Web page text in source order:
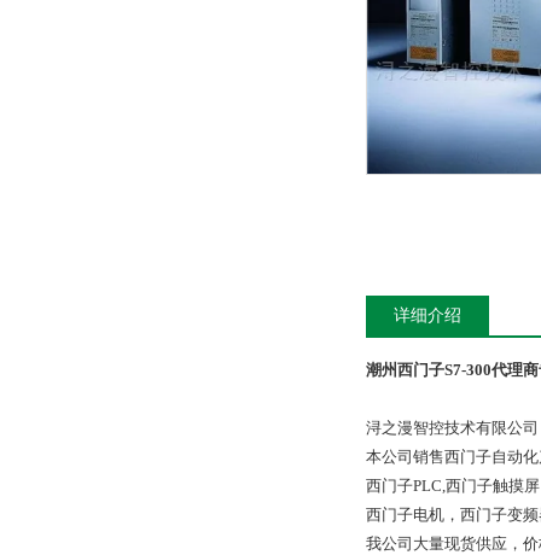
详细介绍
潮州西门子S7-300代理
浔之漫智控技术有限公
本公司销售西门子自动
西门子PLC,西门子触摸
西门子电机，西门子变
我公司大量现货供应，